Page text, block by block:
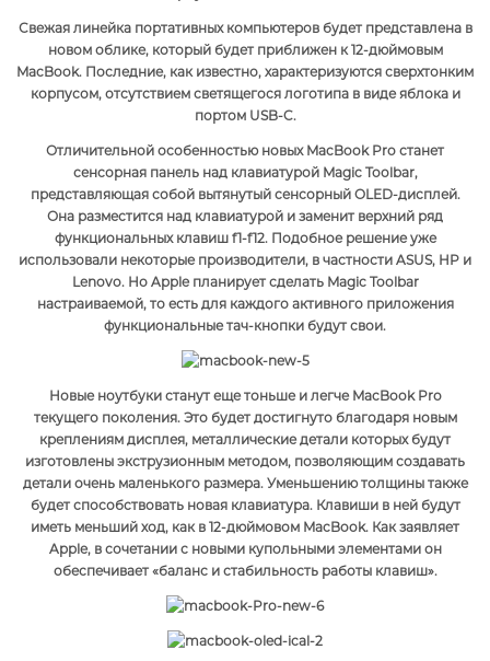
Свежая линейка портативных компьютеров будет представлена в
новом облике, который будет приближен к 12-дюймовым
MacBook. Последние, как известно, характеризуются сверхтонким
корпусом, отсутствием светящегося логотипа в виде яблока и
портом USB-C.
Отличительной особенностью новых MacBook Pro станет
сенсорная панель над клавиатурой Magic Toolbar,
представляющая собой вытянутый сенсорный OLED-дисплей.
Она разместится над клавиатурой и заменит верхний ряд
функциональных клавиш f1-f12. Подобное решение уже
использовали некоторые производители, в частности ASUS, HP и
Lenovo. Но Apple планирует сделать Magic Toolbar
настраиваемой, то есть для каждого активного приложения
функциональные тач-кнопки будут свои.
Новые ноутбуки станут еще тоньше и легче MacBook Pro
текущего поколения. Это будет достигнуто благодаря новым
креплениям дисплея, металлические детали которых будут
изготовлены экструзионным методом, позволяющим создавать
детали очень маленького размера. Уменьшению толщины также
будет способствовать новая клавиатура. Клавиши в ней будут
иметь меньший ход, как в 12-дюймовом MacBook. Как заявляет
Apple, в сочетании с новыми купольными элементами он
обеспечивает «баланс и стабильность работы клавиш».